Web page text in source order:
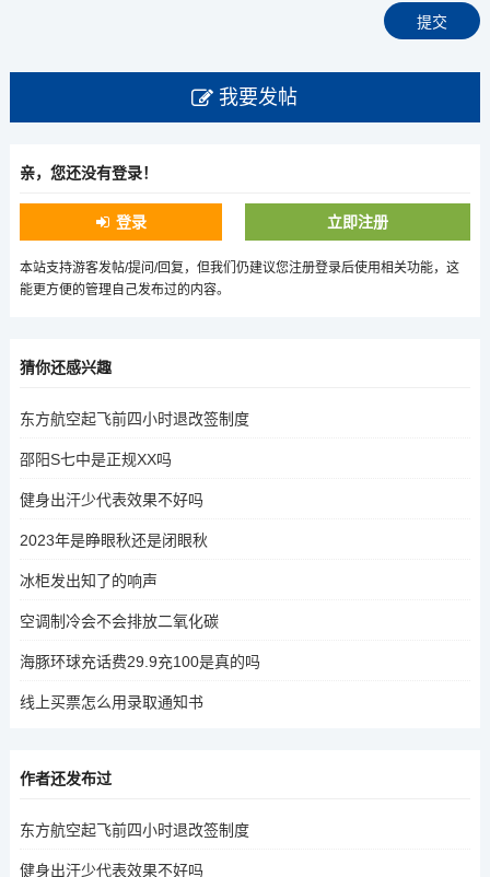
我要发帖
亲，您还没有登录！
登录 立即注册
本站支持游客发帖/提问/回复，但我们仍建议您注册登录后使用相关功能，这
能更方便的管理自己发布过的内容。
猜你还感兴趣
东方航空起飞前四小时退改签制度
邵阳S七中是正规XX吗
健身出汗少代表效果不好吗
2023年是睁眼秋还是闭眼秋
冰柜发出知了的响声
空调制冷会不会排放二氧化碳
海豚环球充话费29.9充100是真的吗
线上买票怎么用录取通知书
作者还发布过
东方航空起飞前四小时退改签制度
健身出汗少代表效果不好吗